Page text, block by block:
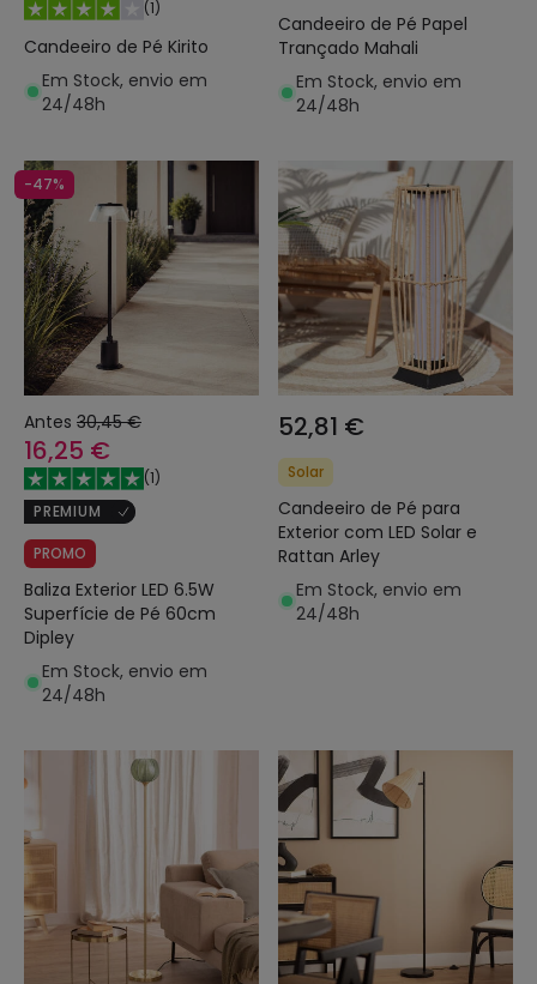
(1)
Candeeiro de Pé Kirito
Em Stock, envio em
24/48h
Candeeiro de Pé Papel
Trançado Mahali
Em Stock, envio em
24/48h
-47%
Antes 30,45 €
16,25 €
(1)
PREMIUM
PROMO
Baliza Exterior LED 6.5W
Superfície de Pé 60cm
Dipley
Em Stock, envio em
24/48h
52,81 €
Solar
Candeeiro de Pé para
Exterior com LED Solar e
Rattan Arley
Em Stock, envio em
24/48h